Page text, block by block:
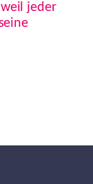
jeder